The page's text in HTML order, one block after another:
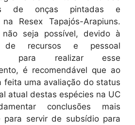
de onças pintadas e
Resex Tapajós-Arapiuns.
não seja possível, devido à
de recursos e pessoal
para realizar esse
é recomendável que ao
feita uma avaliação do status
atual destas espécies na UC
conclusões mais
para servir de subsídio para